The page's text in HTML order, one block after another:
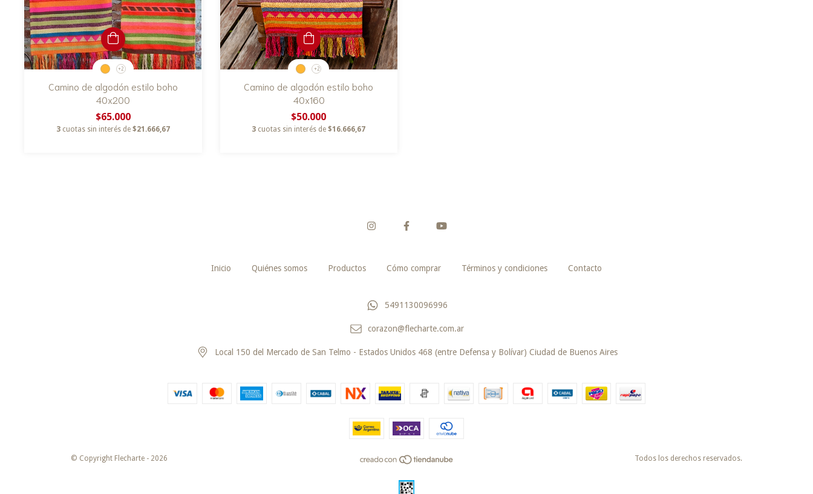
+2
Camino de algodón estilo boho
40x200
$65.000
3 cuotas sin interés de $21.666,67
+2
Camino de algodón estilo boho
40x160
$50.000
3 cuotas sin interés de$16.666,67
Inicio Quiénes somos Productos Cómo comprar Términos y condiciones Contacto
5491130096996
corazon@flecharte.com.ar
Local 150 del Mercado de San Telmo - Estados Unidos 468 (entre Defensa y Bolívar) Ciudad de Buenos Aires
© Copyright Flecharte - 2026 Todos los derechos reservados.